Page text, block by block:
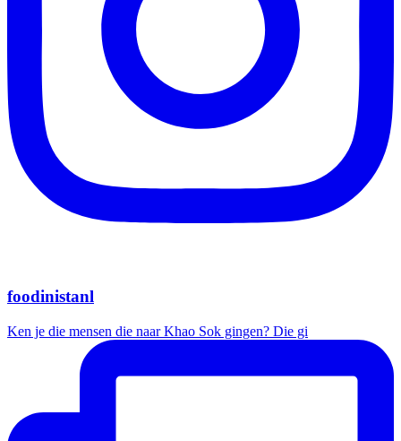
foodinistanl
Ken je die mensen die naar Khao Sok gingen? Die gi